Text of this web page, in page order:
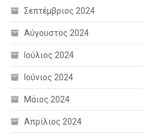
Σεπτέμβριος 2024
Αύγουστος 2024
Ιούλιος 2024
Ιούνιος 2024
Μάιος 2024
Απρίλιος 2024